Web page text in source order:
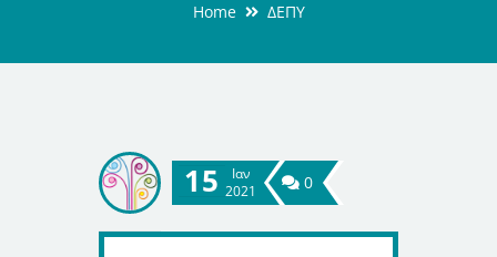
Home ΔΕΠΥ
15
Ιαν
2021
0